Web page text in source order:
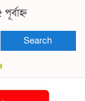
Search